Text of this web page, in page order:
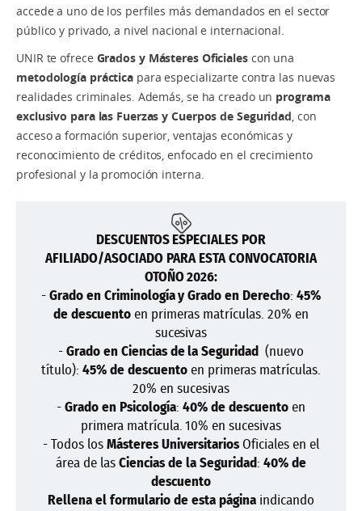
accede a uno de los perfiles más demandados en el sector
público y privado, a nivel nacional e internacional.
UNIR te ofrece Grados y Másteres Oficiales con una
metodología práctica para especializarte contra las nuevas
realidades criminales. Además, se ha creado un programa
exclusivo para las Fuerzas y Cuerpos de Seguridad, con
acceso a formación superior, ventajas económicas y
reconocimiento de créditos, enfocado en el crecimiento
profesional y la promoción interna.
DESCUENTOS ESPECIALES POR
AFILIADO/ASOCIADO PARA ESTA CONVOCATORIA
OTOÑO 2026:
- Grado en Criminología y Grado en Derecho: 45%
de descuento en primeras matrículas. 20% en
sucesivas
- Grado en Ciencias de la Seguridad
(nuevo
título):45% de descuento en primeras matrículas.
20% en sucesivas
-Grado en Psicología: 40% de descuentoen
primera matrícula. 10% en sucesivas
- Todos los Másteres UniversitariosOficiales en el
área de lasCiencias de la Seguridad: 40% de
descuento
Rellena el formulario de esta páginaindicando